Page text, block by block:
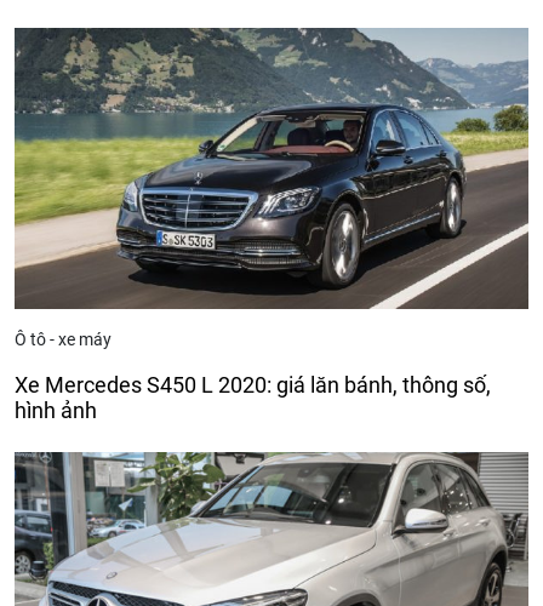
Ô tô - xe máy
Xe Mercedes S450 L 2020: giá lăn bánh, thông số,
hình ảnh